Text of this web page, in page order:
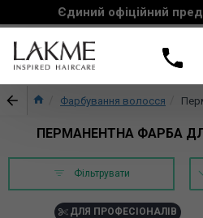
Єдиний офіційний
Фарбування волосся
ПЕРМАНЕНТНА ФАРБА
Фільтрувати
ДЛЯ ПРОФЕСІОНАЛІВ